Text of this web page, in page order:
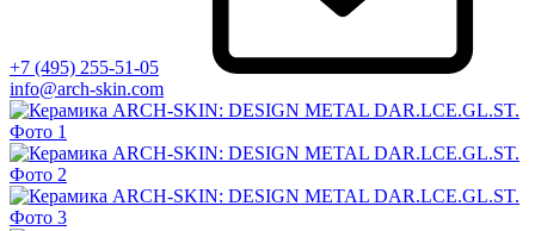
+7 (495) 255-51-05
info@arch-skin.com